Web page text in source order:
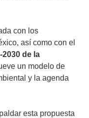
con los
así como con el
de la
un modelo de
y la agenda
esta propuesta